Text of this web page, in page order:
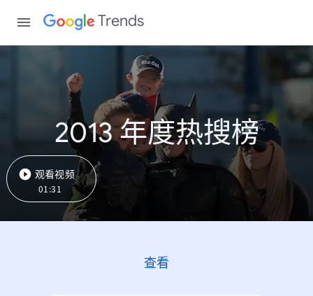
Trends
2013 年度热搜榜
观看视频
01:31
查看